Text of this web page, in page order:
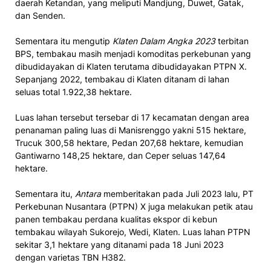
daerah Ketandan, yang meliputi Mandjung, Duwet, Gatak,
dan Senden.
Sementara itu mengutip Klaten Dalam Angka 2023terbitan
BPS, tembakau masih menjadi komoditas perkebunan yang
dibudidayakan di Klaten terutama dibudidayakan PTPN X.
Sepanjang 2022, tembakau di Klaten ditanam di lahan
seluas total 1.922,38 hektare.
Luas lahan tersebut tersebar di 17 kecamatan dengan area
penanaman paling luas di Manisrenggo yakni 515 hektare,
Trucuk 300,58 hektare, Pedan 207,68 hektare, kemudian
Gantiwarno 148,25 hektare, dan Ceper seluas 147,64
hektare.
Sementara itu, Antaramemberitakan pada Juli 2023 lalu, PT
Perkebunan Nusantara (PTPN) X juga melakukan petik atau
panen tembakau perdana kualitas ekspor di kebun
tembakau wilayah Sukorejo, Wedi, Klaten. Luas lahan PTPN
sekitar 3,1 hektare yang ditanami pada 18 Juni 2023
dengan varietas TBN H382.